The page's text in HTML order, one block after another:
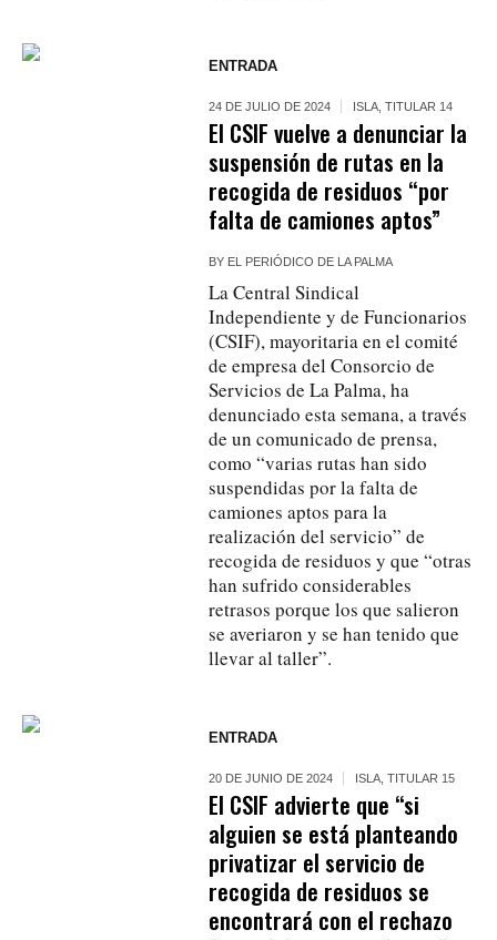
ENTRADA
24 DE JULIO DE 2024 ISLA ,TITULAR 14
El CSIF vuelve a denunciar la
suspensión de rutas en la
recogida de residuos “por
falta de camiones aptos”
BY EL PERIÓDICO DE LA PALMA
La Central Sindical
Independiente y de Funcionarios
(CSIF), mayoritaria en el comité
de empresa del Consorcio de
Servicios de La Palma, ha
denunciado esta semana, a través
de un comunicado de prensa,
como “varias rutas han sido
suspendidas por la falta de
camiones aptos para la
realización del servicio” de
recogida de residuos y que “otras
han sufrido considerables
retrasos porque los que salieron
se averiaron y se han tenido que
llevar al taller”.
ENTRADA
20 DE JUNIO DE 2024 ISLA ,TITULAR 15
El CSIF advierte que “si
alguien se está planteando
privatizar el servicio de
recogida de residuos se
encontrará con el rechazo